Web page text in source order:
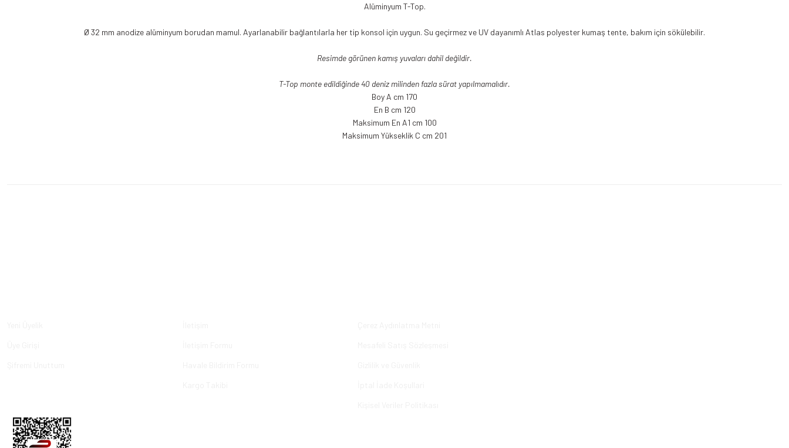
Alüminyum T-Top.
Ø 32 mm anodize alüminyum borudan mamul. Ayarlanabilir bağlantılarla her tip konsol için uygun. Su geçirmez ve UV dayanımlı Atlas polyester kumaş tente, bakım için sökülebilir.
Resimde görünen kamış yuvaları dahil değildir.
T-Top monte edildiğinde 40 deniz milinden fazla sürat yapılmamalıdır.
Boy A cm 170
En B cm 120
Maksimum En A1 cm 100
Maksimum Yükseklik C cm 201